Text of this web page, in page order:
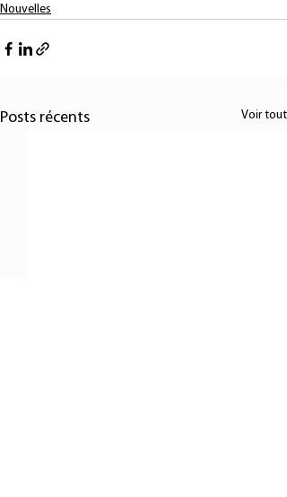
Nouvelles
Posts récents Voir tout